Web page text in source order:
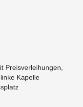
Preisverleihungen,
Kapelle